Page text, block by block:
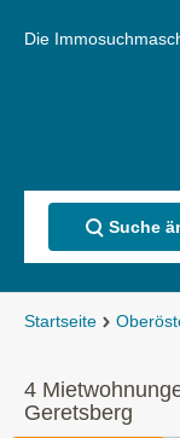
Die
Suche
Startseite
4
Geretsberg